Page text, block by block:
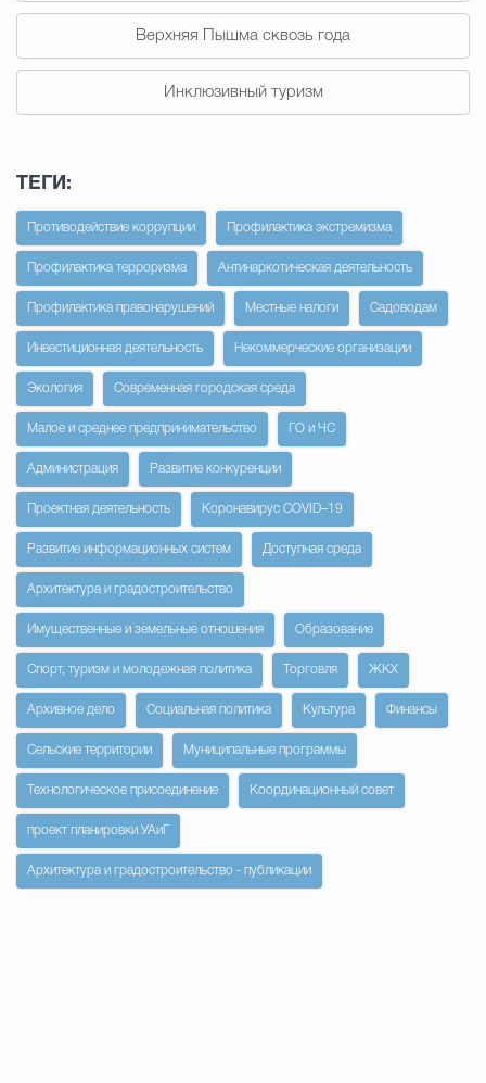
Общественная
Градостроительство и
Государственные организации
Верхняя Пышма сквозь года
Инклюзивный туризм
ТЕГИ:
Противодействие коррупции Профилактика экстремизма
Профилактика терроризма Антинаркотическая деятельность
Профилактика правонарушений Местные налоги Садоводам
Инвестиционная деятельность Некоммерческие организации
Экология Современная городская среда
Малое и среднее предпринимательство ГО и ЧС
Администрация Развитие конкуренции
Проектная деятельность Коронавирус COVID–19
Развитие информационных систем Доступная среда
Архитектура и градостроительство
Имущественные и земельные отношения Образование
Спорт, туризм и молодежная политика Торговля ЖКХ
Архивное дело Социальная политика Культура Финансы
Сельские территории Муниципальные программы
Технологическое присоединение Координационный совет
проект планировки УАиГ
Архитектура и градостроительство - публикации